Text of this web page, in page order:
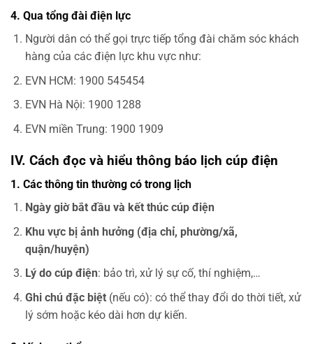
4. Qua tổng đài điện lực
Người dân có thể gọi trực tiếp tổng đài chăm sóc khách
hàng của các điện lực khu vực như:
EVN HCM: 1900 545454
EVN Hà Nội: 1900 1288
EVN miền Trung: 1900 1909
IV. Cách đọc và hiểu thông báo lịch cúp điện
1. Các thông tin thường có trong lịch
Ngày giờ bắt đầu và kết thúc cúp điện
Khu vực bị ảnh hưởng (địa chỉ, phường/xã,
quận/huyện)
Lý do cúp điện: bảo trì, xử lý sự cố, thí nghiệm,…
Ghi chú đặc biệt(nếu có): có thể thay đổi do thời tiết, xử
lý sớm hoặc kéo dài hơn dự kiến.